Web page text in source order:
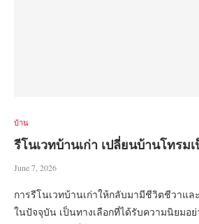
บ้าน
รีโนเวทบ้านเก่า เปลี่ยนบ้านโทรม
June 7, 2026
การรีโนเวทบ้านเก่าให้กลับมามีชีวิตชีวาแล
ในปัจจุบัน เป็นทางเลือกที่ได้รับความนิยมอ